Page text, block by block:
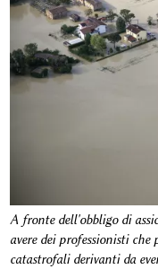
A fronte dell'obbligo di
avere dei professionisti che
catastrofali derivanti da